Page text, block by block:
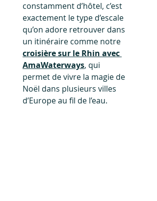
constamment d’hôtel, c’est
exactement le type d’escale
qu’on adore retrouver dans
un itinéraire comme notre
croisière sur le Rhin avec
AmaWaterways, qui
permet de vivre la magie de
Noël dans plusieurs villes
d’Europe au fil de l’eau.